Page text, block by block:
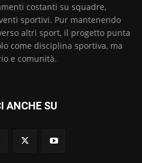
costanti su squadre,
sportivi. Pur mantenendo
altri sport, il progetto punta
come disciplina sportiva, ma
e comunità.
ANCHE SU